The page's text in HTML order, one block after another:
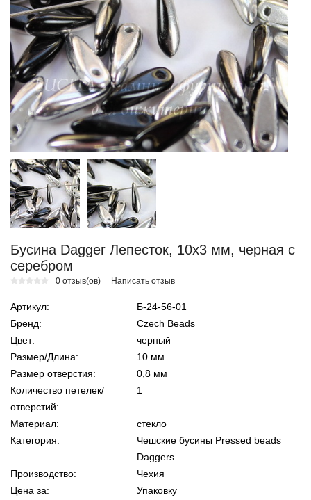
Бусина Dagger Лепесток, 10х3 мм, черная с
серебром
0 отзыв(ов) Написать отзыв
Артикул:
Б-24-56-01
Бренд:
Czech Beads
Цвет:
черный
Размер/Длина:
10 мм
Размер отверстия:
0,8 мм
Количество петелек/
отверстий:
1
Материал:
стекло
Категория:
Чешские бусины Pressed beads
Daggers
Производство:
Чехия
Цена за:
Упаковку